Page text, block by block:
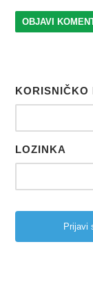
LOZINKA